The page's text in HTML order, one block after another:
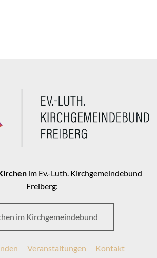
im Ev.-Luth. Kirchgemeindebund
Freiberg:
im Kirchgemeindebund
Veranstaltungen Kontakt